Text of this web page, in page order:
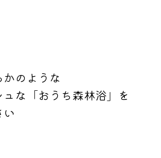
のような
な「おうち森林浴」を